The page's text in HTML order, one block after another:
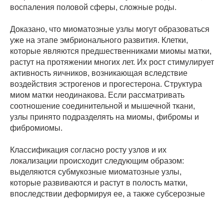
воспаления половой сферы, сложные роды.
Доказано, что миоматозные узлы могут образоваться
уже на этапе эмбрионального развития. Клетки,
которые являются предшественниками миомы матки,
растут на протяжении многих лет. Их рост стимулирует
активность яичников, возникающая вследствие
воздействия эстрогенов и прогестерона. Структура
миом матки неодинакова. Если рассматривать
соотношение соединительной и мышечной ткани,
узлы принято подразделять на миомы, фибромы и
фибромиомы.
Классификация согласно росту узлов и их
локализации происходит следующим образом:
выделяются субмукозные миоматозные узлы,
которые развиваются и растут в полость матки,
впоследствии деформируя ее, а также субсерозные